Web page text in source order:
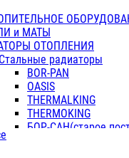
и МАТЫ
ОТОПЛЕНИЯ
Стальные радиаторы
BOR-PAN
OASIS
THERMALKING
THERMOKING
БОР-САН(старое